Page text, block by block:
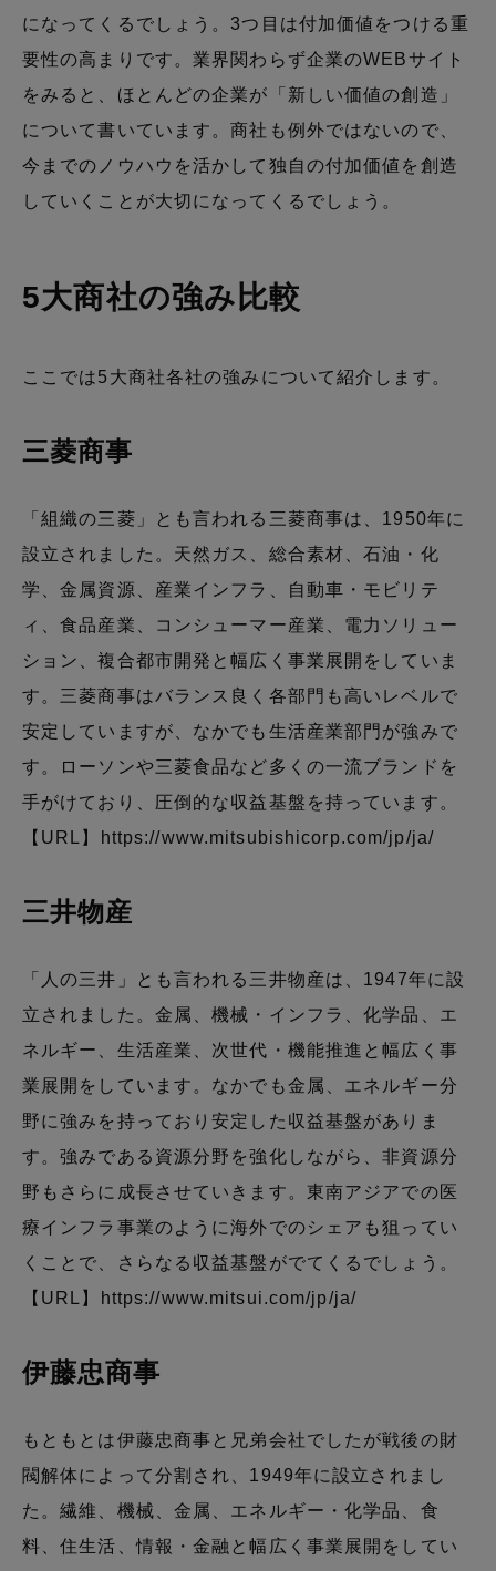
になってくるでしょう。3つ目は付加価値をつける重
要性の高まりです。業界関わらず企業のWEBサイト
をみると、ほとんどの企業が「新しい価値の創造」
について書いています。商社も例外ではないので、
今までのノウハウを活かして独自の付加価値を創造
していくことが大切になってくるでしょう。
5大商社の強み比較
ここでは5大商社各社の強みについて紹介します。
三菱商事
「組織の三菱」とも言われる三菱商事は、1950年に
設立されました。天然ガス、総合素材、石油・化
学、金属資源、産業インフラ、自動車・モビリテ
ィ、食品産業、コンシューマー産業、電力ソリュー
ション、複合都市開発と幅広く事業展開をしていま
す。三菱商事はバランス良く各部門も高いレベルで
安定していますが、なかでも生活産業部門が強みで
す。ローソンや三菱食品など多くの一流ブランドを
手がけており、圧倒的な収益基盤を持っています。
【URL】
https://www.mitsubishicorp.com/jp/ja/
三井物産
「人の三井」とも言われる三井物産は、1947年に設
立されました。金属、機械・インフラ、化学品、エ
ネルギー、生活産業、次世代・機能推進と幅広く事
業展開をしています。なかでも金属、エネルギー分
野に強みを持っており安定した収益基盤がありま
す。強みである資源分野を強化しながら、非資源分
野もさらに成長させていきます。東南アジアでの医
療インフラ事業のように海外でのシェアも狙ってい
くことで、さらなる収益基盤がでてくるでしょう。
【URL】
https://www.mitsui.com/jp/ja/
伊藤忠商事
もともとは伊藤忠商事と兄弟会社でしたが戦後の財
閥解体によって分割され、1949年に設立されまし
た。繊維、機械、金属、エネルギー・化学品、食
料、住生活、情報・金融と幅広く事業展開をしてい